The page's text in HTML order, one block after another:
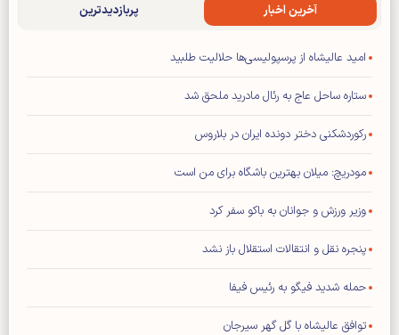
آخرین اخبار پربازدیدترین
امید عالیشاه از پرسپولیسی‌ها حلالیت طلبید
ستاره ساحل عاج به رئال مادرید ملحق شد
رکوردشکنی دختر دونده ایران در بلاروس
مودریچ: میلان بهترین باشگاه برای من است
وزیر ورزش و جوانان به باکو سفر کرد
پنجره نقل و انتقالات استقلال باز نشد
حمله شدید فیگو به رئیس فیفا
توافق عالیشاه با گل گهر سیرجان